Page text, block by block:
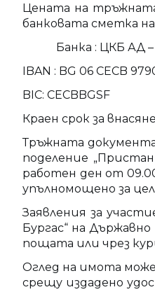
Цената на
банковата сметка
Банка : ЦКБ АД
IBAN : BG 06 CECB
BIC: CECBBGSF
Краен срок за
Тръжната
поделение
работен ден от
упълномощено за
Заявления за
Бургас“ на
пощата или чрез
Оглед на имота може
срещу издадено